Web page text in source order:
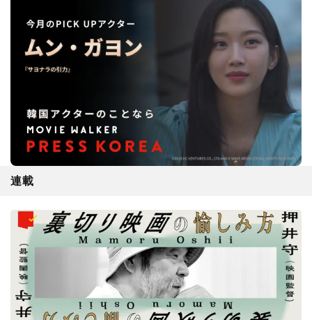
連載